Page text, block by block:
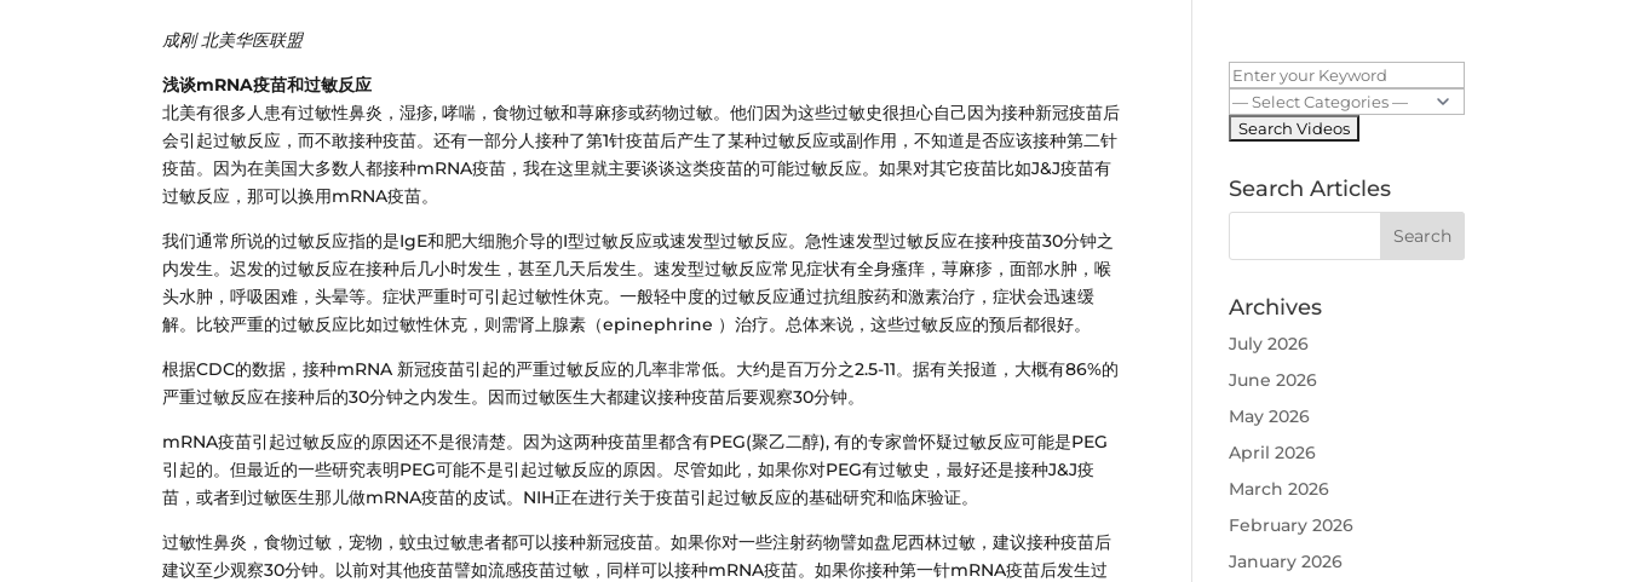
成刚 北美华医联盟
浅谈mRNA疫苗和过敏反应
北美有很多人患有过敏性鼻炎，湿疹, 哮喘，食物过敏和荨麻疹或药物过敏。他们因为这些过敏史很担心自己因为接种新冠疫苗后
会引起过敏反应，而不敢接种疫苗。还有一部分人接种了第1针疫苗后产生了某种过敏反应或副作用，不知道是否应该接种第二针
疫苗。因为在美国大多数人都接种mRNA疫苗，我在这里就主要谈谈这类疫苗的可能过敏反应。如果对其它疫苗比如J&J疫苗有
过敏反应，那可以换用mRNA疫苗。
我们通常所说的过敏反应指的是IgE和肥大细胞介导的I型过敏反应或速发型过敏反应。急性速发型过敏反应在接种疫苗30分钟之
内发生。迟发的过敏反应在接种后几小时发生，甚至几天后发生。速发型过敏反应常见症状有全身瘙痒，荨麻疹，面部水肿，喉
头水肿，呼吸困难，头晕等。症状严重时可引起过敏性休克。一般轻中度的过敏反应通过抗组胺药和激素治疗，症状会迅速缓
解。比较严重的过敏反应比如过敏性休克，则需肾上腺素（epinephrine ）治疗。总体来说，这些过敏反应的预后都很好。
根据CDC的数据，接种mRNA 新冠疫苗引起的严重过敏反应的几率非常低。大约是百万分之2.5-11。据有关报道，大概有86%的
严重过敏反应在接种后的30分钟之内发生。因而过敏医生大都建议接种疫苗后要观察30分钟。
mRNA疫苗引起过敏反应的原因还不是很清楚。因为这两种疫苗里都含有PEG(聚乙二醇), 有的专家曾怀疑过敏反应可能是PEG
引起的。但最近的一些研究表明PEG可能不是引起过敏反应的原因。尽管如此，如果你对PEG有过敏史，最好还是接种J&J疫
苗，或者到过敏医生那儿做mRNA疫苗的皮试。NIH正在进行关于疫苗引起过敏反应的基础研究和临床验证。
过敏性鼻炎，食物过敏，宠物，蚊虫过敏患者都可以接种新冠疫苗。如果你对一些注射药物譬如盘尼西林过敏，建议接种疫苗后
建议至少观察30分钟。以前对其他疫苗譬如流感疫苗过敏，同样可以接种mRNA疫苗。如果你接种第一针mRNA疫苗后发生过
Search Articles
Archives
July 2026
June 2026
May 2026
April 2026
March 2026
February 2026
January 2026